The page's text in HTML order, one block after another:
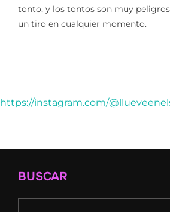
tonto, y los tontos son muy
un tiro en cualquier momento.
https://instagram.com/
BUSCAR